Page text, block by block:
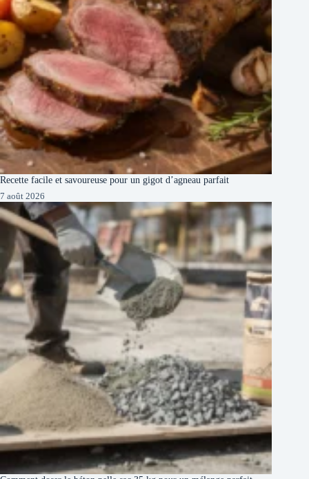
Recette facile et savoureuse pour un gigot d’agneau parfait
7 août 2026